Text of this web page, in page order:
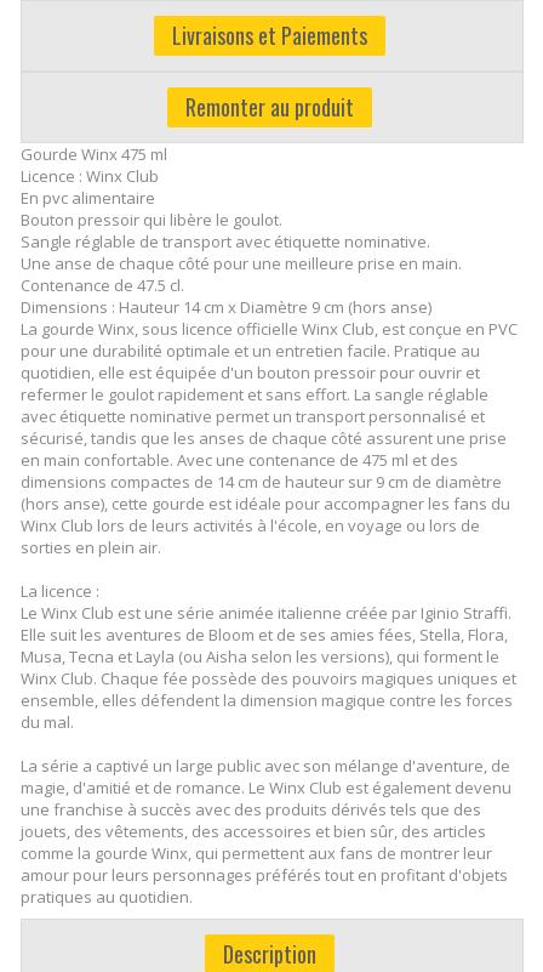
Livraisons et Paiements
Remonter au produit
Gourde Winx 475 ml
Licence : Winx Club
En pvc alimentaire
Bouton pressoir qui libère le goulot.
Sangle réglable de transport avec étiquette nominative.
Une anse de chaque côté pour une meilleure prise en main.
Contenance de 47.5 cl.
Dimensions : Hauteur 14 cm x Diamètre 9 cm (hors anse)
La gourde Winx, sous licence officielle Winx Club, est conçue en PVC
pour une durabilité optimale et un entretien facile. Pratique au
quotidien, elle est équipée d'un bouton pressoir pour ouvrir et
refermer le goulot rapidement et sans effort. La sangle réglable
avec étiquette nominative permet un transport personnalisé et
sécurisé, tandis que les anses de chaque côté assurent une prise
en main confortable. Avec une contenance de 475 ml et des
dimensions compactes de 14 cm de hauteur sur 9 cm de diamètre
(hors anse), cette gourde est idéale pour accompagner les fans du
Winx Club lors de leurs activités à l'école, en voyage ou lors de
sorties en plein air.
La licence :
Le Winx Club est une série animée italienne créée par Iginio Straffi.
Elle suit les aventures de Bloom et de ses amies fées, Stella, Flora,
Musa, Tecna et Layla (ou Aisha selon les versions), qui forment le
Winx Club. Chaque fée possède des pouvoirs magiques uniques et
ensemble, elles défendent la dimension magique contre les forces
du mal.
La série a captivé un large public avec son mélange d'aventure, de
magie, d'amitié et de romance. Le Winx Club est également devenu
une franchise à succès avec des produits dérivés tels que des
jouets, des vêtements, des accessoires et bien sûr, des articles
comme la gourde Winx, qui permettent aux fans de montrer leur
amour pour leurs personnages préférés tout en profitant d'objets
pratiques au quotidien.
Description